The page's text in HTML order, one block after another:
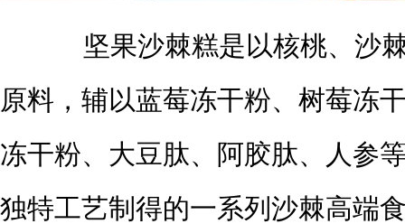
坚果沙棘糕是以核桃、沙棘
原料，辅以蓝莓冻干粉、树莓冻
冻干粉、大豆肽、阿胶肽、人参
独特工艺制得的一系列沙棘高端